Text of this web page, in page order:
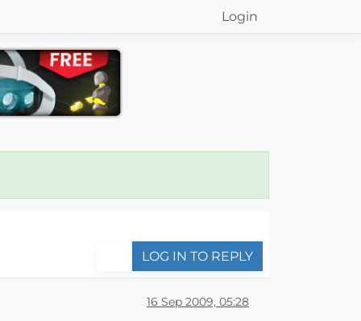
Login
LOG IN TO REPLY
16 Sep 2009, 05:28